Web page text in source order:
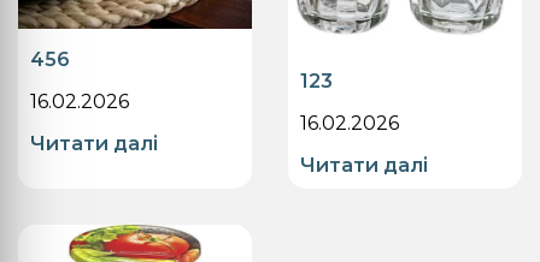
456
16.02.2026
Читати далі
123
16.02.2026
Читати далі